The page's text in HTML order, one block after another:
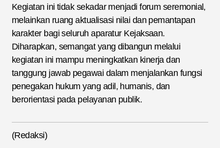
Kegiatan ini tidak sekadar menjadi forum seremonial,
melainkan ruang aktualisasi nilai dan pemantapan
karakter bagi seluruh aparatur Kejaksaan.
Diharapkan, semangat yang dibangun melalui
kegiatan ini mampu meningkatkan kinerja dan
tanggung jawab pegawai dalam menjalankan fungsi
penegakan hukum yang adil, humanis, dan
berorientasi pada pelayanan publik.
(Redaksi)